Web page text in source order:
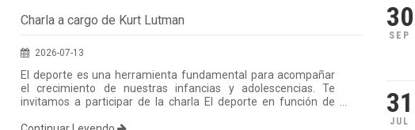
Charla a cargo de Kurt Lutman
2026-07-13
El deporte es una herramienta fundamental para acompañar
el crecimiento de nuestras infancias y adolescencias. Te
invitamos a participar de la charla El deporte en función de
30
SEP
31
JUL